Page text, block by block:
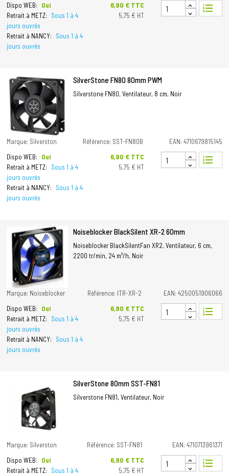
Dispo WEB:
Oui
Retrait à METZ:
Sous 1 à 4
jours ouvrés
Retrait à NANCY:
Sous 1 à 4
jours ouvrés
Prix
6,90 € TTC
5,75 € HT
format_list_numbered
SilverStone FN80 80mm PWM
Silverstone FN80, Ventilateur, 8 cm, Noir
Marque: Silverston Référence: SST-FN80B
EAN: 4710679815145
Dispo WEB:
Oui
Retrait à METZ:
Sous 1 à 4
jours ouvrés
Retrait à NANCY:
Sous 1 à 4
jours ouvrés
Prix
6,90 € TTC
5,75 € HT
format_list_numbered
Noiseblocker BlackSilent XR-2 60mm
Noiseblocker BlackSilentFan XR2, Ventilateur, 6 cm,
2200 tr/min, 24 m³/h, Noir
Marque: Noiseblocker Référence: ITR-XR-2
EAN: 4250051906066
Dispo WEB:
Oui
Retrait à METZ:
Sous 1 à 4
jours ouvrés
Retrait à NANCY:
Sous 1 à 4
jours ouvrés
Prix
6,90 € TTC
5,75 € HT
format_list_numbered
SilverStone 80mm SST-FN81
Silverstone FN81, Ventilateur, Noir
Marque: Silverston Référence: SST-FN81
EAN: 4710713961371
Dispo WEB:
Oui
Retrait à METZ:
Sous 1 à 4
Prix
6,90 € TTC
5,75 € HT
format_list_numbered